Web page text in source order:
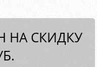
НА СКИДКУ